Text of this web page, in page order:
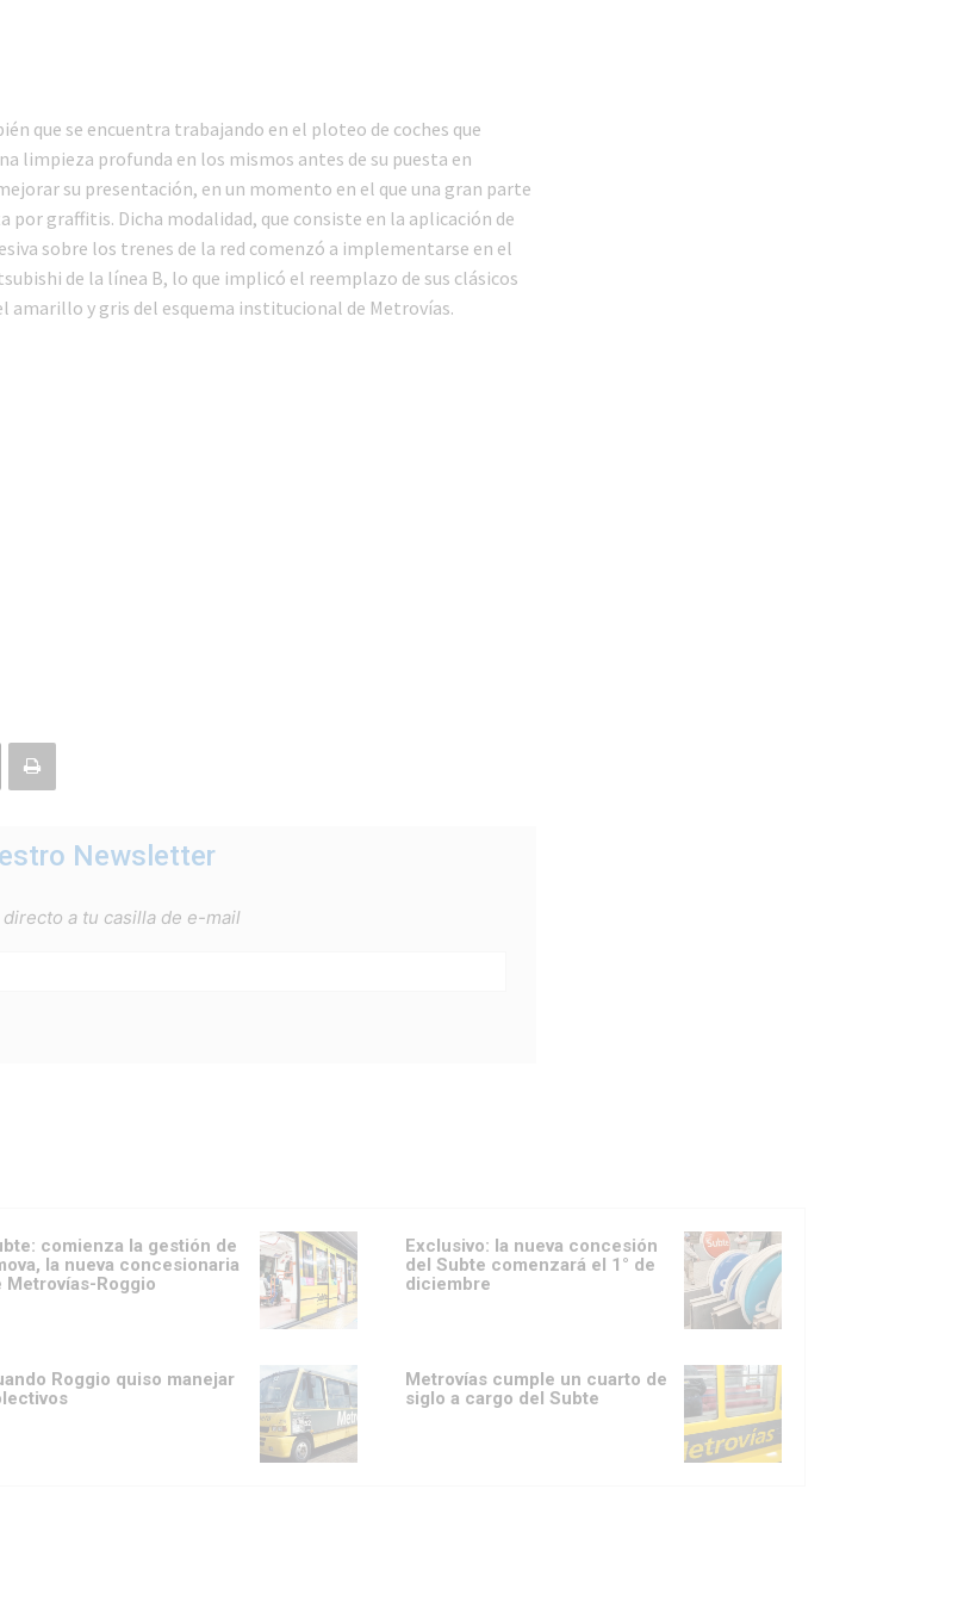
que se encuentra trabajando en el ploteo de coches que
limpieza profunda en los mismos antes de su puesta en
su presentación, en un momento en el que una gran parte
por graffitis. Dicha modalidad, que consiste en la aplicación de
sobre los trenes de la red comenzó a implementarse en el
de la línea B, lo que implicó el reemplazo de sus clásicos
amarillo y gris del esquema institucional de Metrovías.
Newsletter
a tu casilla de e-mail
comienza la gestión de
la nueva concesionaria
Metrovías-Roggio
Exclusivo: la nueva concesión
del Subte comenzará el 1° de
diciembre
Roggio quiso manejar
Metrovías cumple un cuarto de
siglo a cargo del Subte